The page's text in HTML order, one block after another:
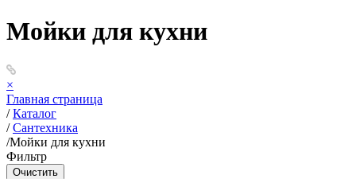
Мойки для кухни
×
Главная страница
/ Каталог
/ Сантехника
/Мойки для кухни
Фильтр